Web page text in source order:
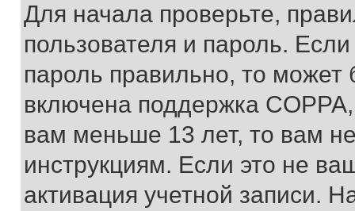
Для начала проверьте,
пользователя и пароль.
пароль правильно, то может
включена поддержка
вам меньше 13 лет, то вам
инструкциям. Если это не
активация учетной записи.